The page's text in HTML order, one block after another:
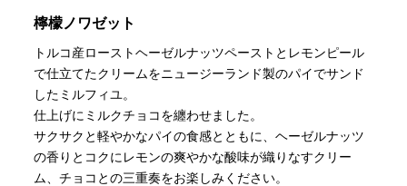
檸檬ノワゼット
トルコ産ローストヘーゼルナッツペーストとレモンピール
で仕立てたクリームをニュージーランド製のパイでサンド
したミルフィユ。
仕上げにミルクチョコを纏わせました。
サクサクと軽やかなパイの食感とともに、ヘーゼルナッツ
の香りとコクにレモンの爽やかな酸味が織りなすクリー
ム、チョコとの三重奏をお楽しみください。